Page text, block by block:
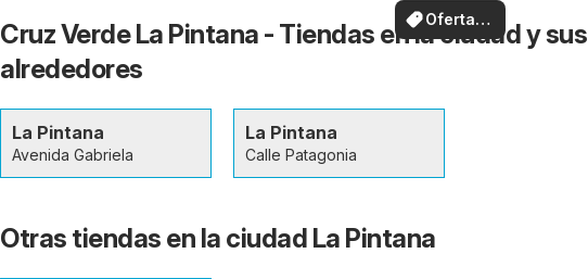
Ofertas
locales
Cruz Verde La Pintana - Tiendas en la ciudad y sus
alrededores
La Pintana
Avenida Gabriela
La Pintana
Calle Patagonia
Otras tiendas en la ciudad La Pintana